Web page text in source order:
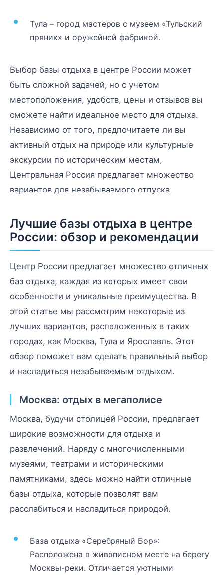
Тула – город мастеров с музеем «Тульский
пряник» и оружейной фабрикой.
Выбор базы отдыха в центре России может
быть сложной задачей, но с учетом
местоположения, удобств, цены и отзывов вы
сможете найти идеальное место для отдыха.
Независимо от того, предпочитаете ли вы
активный отдых на природе или культурные
экскурсии по историческим местам,
Центральная Россия предлагает множество
вариантов для незабываемого отпуска.
Лучшие базы отдыха в центре
России: обзор и рекомендации
Центр России предлагает множество отличных
баз отдыха, каждая из которых имеет свои
особенности и уникальные преимущества. В
этой статье мы рассмотрим некоторые из
лучших вариантов, расположенных в таких
городах, как Москва, Тула и Ярославль. Этот
обзор поможет вам сделать правильный выбор
и насладиться незабываемым отдыхом.
Москва: отдых в мегаполисе
Москва, будучи столицей России, предлагает
широкие возможности для отдыха и
развлечений. Наряду с многочисленными
музеями, театрами и историческими
памятниками, здесь можно найти отличные
базы отдыха, которые позволят вам
расслабиться и насладиться природой.
База отдыха «Серебряный Бор»:
Расположена в живописном месте на берегу
Москвы-реки. Отличается уютными